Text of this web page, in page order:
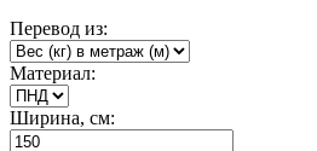
Перевод из:
Материал:
Ширина, см: